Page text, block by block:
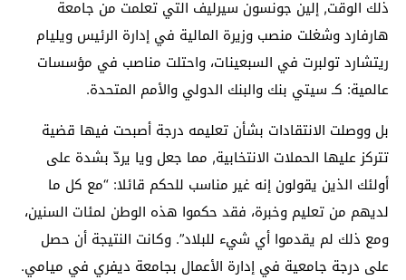
ذلك الوقت, إلين جونسون سيرليف التي تعلمت من جامعة
هارفارد وشغلت منصب وزيرة المالية في إدارة الرئيس ويليام
ريتشارد تولبرت في السبعينات، واحتلت مناصب في مؤسسات
عالمية: كـ سيتي بنك والبنك الدولي والأمم المتحدة.
بل ووصلت الانتقادات بشأن تعليمه درجة أصبحت فيها قضية
تتركز عليها الحملات الانتخابية, مما جعل ويا يردّ بشدة على
أولئك الذين يقولون إنه غير مناسب للحكم قائلا: “مع كل ما
لديهم من تعليم وخبرة، فقد حكموا هذه الوطن لمئات السنين،
ومع ذلك لم يقدموا أي شيء للبلاد”. وكانت النتيجة أن حصل
على درجة جامعية في إدارة الأعمال بجامعة ديفري في ميامي.